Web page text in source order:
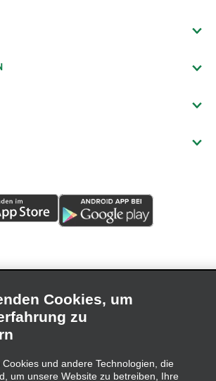
Datenschutzrichtlinie
Cookies, um
zu
und andere Technologien, die
um unsere Website zu betreiben, Ihre